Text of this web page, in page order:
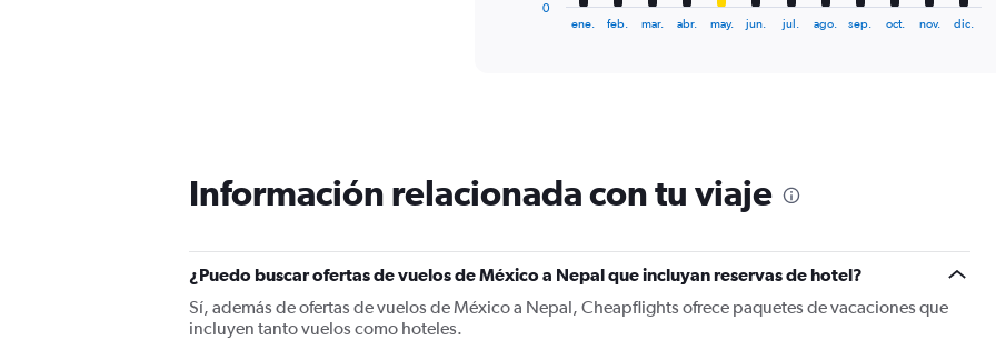
chart
has
Y
axis
displaying
values.
ene. feb. mar. abr. may. jun. jul. ago. sep. oct. nov. dic.
0
Información relacionada con tu viaje
¿Puedo buscar ofertas de vuelos de México a Nepal que incluyan reservas de hotel?
Sí, además de ofertas de vuelos de México a Nepal, Cheapflights ofrece paquetes de vacaciones que
incluyen tanto vuelos como hoteles.